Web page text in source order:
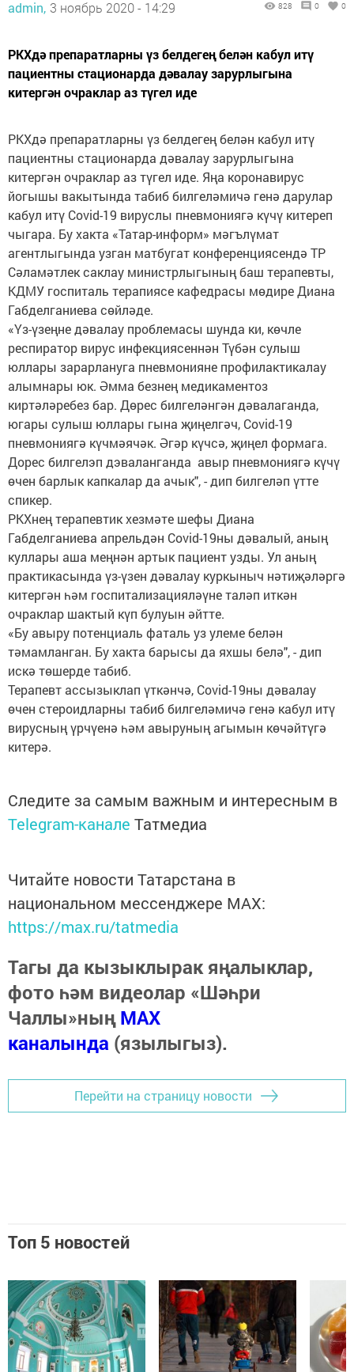
admin, 3 ноябрь 2020 - 14:29 828 0 0
РКХдә препаратларны үз белдегең белән кабул итү
пациентны стационарда дәвалау зарурлыгына
китергән очраклар аз түгел иде
РКХдә препаратларны үз белдегең белән кабул итү
пациентны стационарда дәвалау зарурлыгына
китергән очраклар аз түгел иде. Яңа коронавирус
йогышы вакытында табиб билгеләмичә генә дарулар
кабул итү Covid-19 вируслы пневмониягә күчү китереп
чыгара. Бу хакта «Татар-информ» мәгълүмат
агентлыгында узган матбугат конференциясендә ТР
Сәламәтлек саклау министрлыгының баш терапевты,
КДМУ госпиталь терапиясе кафедрасы мөдире Диана
Габделганиева сөйләде.
«Үз-үзеңне дәвалау проблемасы шунда ки, көчле
респиратор вирус инфекциясеннән Түбән сулыш
юллары зарарлануга пневмонияне профилактикалау
алымнары юк. Әмма безнең медикаментоз
киртәләребез бар. Дөрес билгеләнгән дәвалаганда,
югары сулыш юллары гына җиңелгәч, Covid-19
пневмониягә күчмәячәк. Әгәр күчсә, җиңел формага.
Дорес билгелэп дэваланганда авыр пневмониягә күчү
өчен барлык капкалар да ачык", - дип билгеләп үтте
спикер.
РКХнең терапевтик хезмәте шефы Диана
Габделганиева апрельдән Covid-19ны дәвалый, аның
куллары аша меңнән артык пациент узды. Ул аның
практикасында үз-үзен дәвалау куркыныч нәтиҗәләргә
китергән һәм госпитализацияләүне таләп иткән
очраклар шактый күп булуын әйтте.
«Бу авыру потенциаль фаталь уз улеме белән
тәмамланган. Бу хакта барысы да яхшы белә", - дип
искә төшерде табиб.
Терапевт ассызыклап үткәнчә, Covid-19ны дәвалау
өчен стероидларны табиб билгеләмичә генә кабул итү
вирусның үрчүенә һәм авыруның агымын көчәйтүгә
китерә.
Следите за самым важным и интересным в
Telegram-канале Татмедиа
Читайте новости Татарстана в
национальном мессенджере MАХ:
https://max.ru/tatmedia
Тагы да кызыклырак яңалыклар,
фото һәм видеолар «Шәһри
Чаллы»ныңMAX
каналында (язылыгыз).
Перейти на страницу новости
Топ 5 новостей